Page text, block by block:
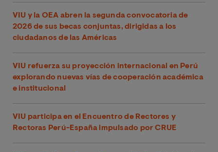
VIU y la OEA abren la segunda convocatoria de
2026 de sus becas conjuntas, dirigidas a los
ciudadanos de las Américas
VIU refuerza su proyección internacional en Perú
explorando nuevas vías de cooperación académica
e institucional
VIU participa en el Encuentro de Rectores y
Rectoras Perú-España impulsado por CRUE